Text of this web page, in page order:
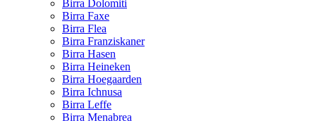
Birra Dolomiti
Birra Faxe
Birra Flea
Birra Franziskaner
Birra Hasen
Birra Heineken
Birra Hoegaarden
Birra Ichnusa
Birra Leffe
Birra Menabrea